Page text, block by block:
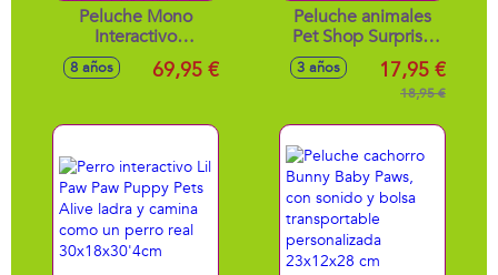
Peluche Mono
Interactivo
Fingerlings Cuida Y
Mima. Con Mas De
Y Late.
29.8x33x19.1 cm
8 años 69,95 €
Peluche animales
Pet Shop Surprise
interactivo
17'5x21x14'5cm -
Modelos surtidos
3 años 17,95 €
18,95 €